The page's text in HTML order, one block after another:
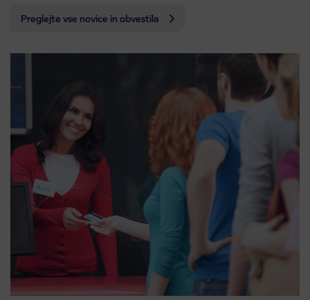
Preglejte vse novice in obvestila